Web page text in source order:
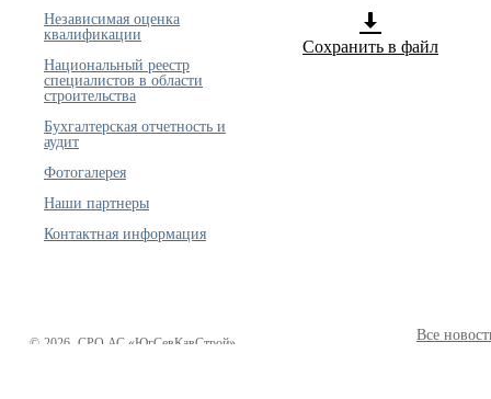
Независимая оценка
квалификации
Национальный реестр
специалистов в области
строительства
Бухгалтерская отчетность и
аудит
Фотогалерея
Наши партнеры
Контактная информация
Сохранить в файл
Все
© 2026 СРО АС «ЮгСевКавСтрой»